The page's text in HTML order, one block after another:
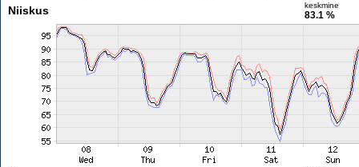
Niiskus keskmine
83.1 %